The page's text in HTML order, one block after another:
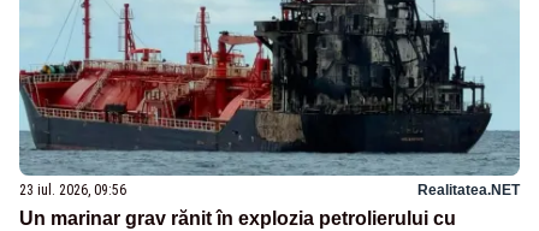
23 iul. 2026, 09:56 Realitatea.NET
Un marinar grav rănit în explozia petrolierului cu